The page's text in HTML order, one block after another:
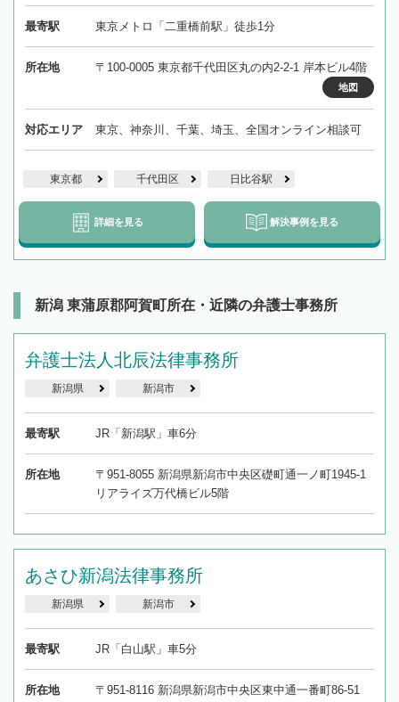
最寄駅 東京メトロ「二重橋前駅」徒歩1分
所在地 〒100-0005 東京都千代田区丸の内2-2-1 岸本ビル4階
地図
対応エリア 東京、神奈川、千葉、埼玉、全国オンライン相談可
東京都 千代田区 日比谷駅
詳細を見る 解決事例を見る
新潟 東蒲原郡阿賀町所在・近隣の弁護士事務所
弁護士法人北辰法律事務所
新潟県 新潟市
最寄駅 JR「新潟駅」車6分
所在地
〒951-8055 新潟県新潟市中央区礎町通一ノ町1945-1
リアライズ万代橋ビル5階
あさひ新潟法律事務所
新潟県 新潟市
最寄駅 JR「白山駅」車5分
所在地 〒951-8116 新潟県新潟市中央区東中通一番町86-51